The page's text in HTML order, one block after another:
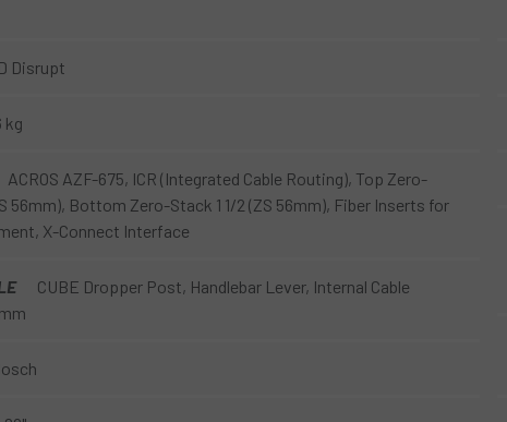
Disrupt
kg
ACROS AZF-675, ICR (Integrated Cable Routing), Top Zero-
56mm), Bottom Zero-Stack 1 1/2 (ZS 56mm), Fiber Inserts for
X-Connect Interface
CUBE Dropper Post, Handlebar Lever, Internal Cable